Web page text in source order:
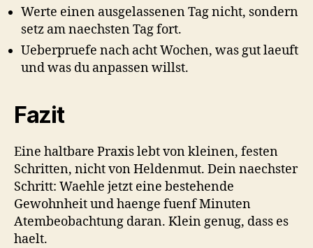
Werte einen ausgelassenen Tag nicht, sondern
setz am naechsten Tag fort.
Ueberpruefe nach acht Wochen, was gut laeuft
und was du anpassen willst.
Fazit
Eine haltbare Praxis lebt von kleinen, festen
Schritten, nicht von Heldenmut. Dein naechster
Schritt: Waehle jetzt eine bestehende
Gewohnheit und haenge fuenf Minuten
Atembeobachtung daran. Klein genug, dass es
haelt.